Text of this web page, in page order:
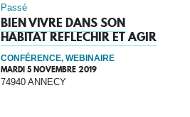
Passé
BIEN VIVRE DANS SON
HABITAT REFLECHIR ET AGIR
CONFÉRENCE, WEBINAIRE
MARDI 5 NOVEMBRE 2019
74940 ANNECY